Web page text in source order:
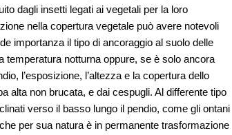
dagli insetti legati ai vegetali per la loro
nella copertura vegetale può avere notevoli
importanza il tipo di ancoraggio al suolo delle
temperatura notturna oppure, se è solo ancora
l’esposizione, l’altezza e la copertura dello
alta non brucata, e dai cespugli. Al differente tipo
verso il basso lungo il pendio, come gli ontani
per sua natura è in permanente trasformazione